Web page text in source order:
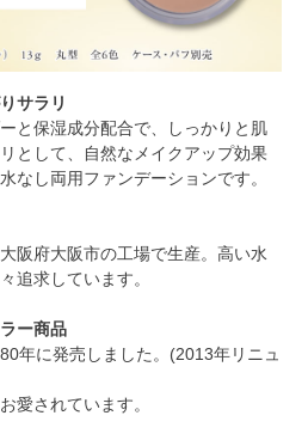
サラリ
と保湿成分配合で、しっかりと肌
として、自然なメイクアップ効果
なし両用ファンデーションです。
阪府大阪市の工場で生産。高い水
追求しています。
ー商品
年に発売しました。(2013年リニュ
愛されています。